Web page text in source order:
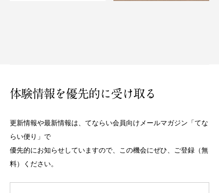
体験情報を優先的に受け取る
更新情報や最新情報は、てならい会員向けメールマガジン「てな
らい便り」で
優先的にお知らせしていますので、この機会にぜひ、ご登録（無
料）ください。